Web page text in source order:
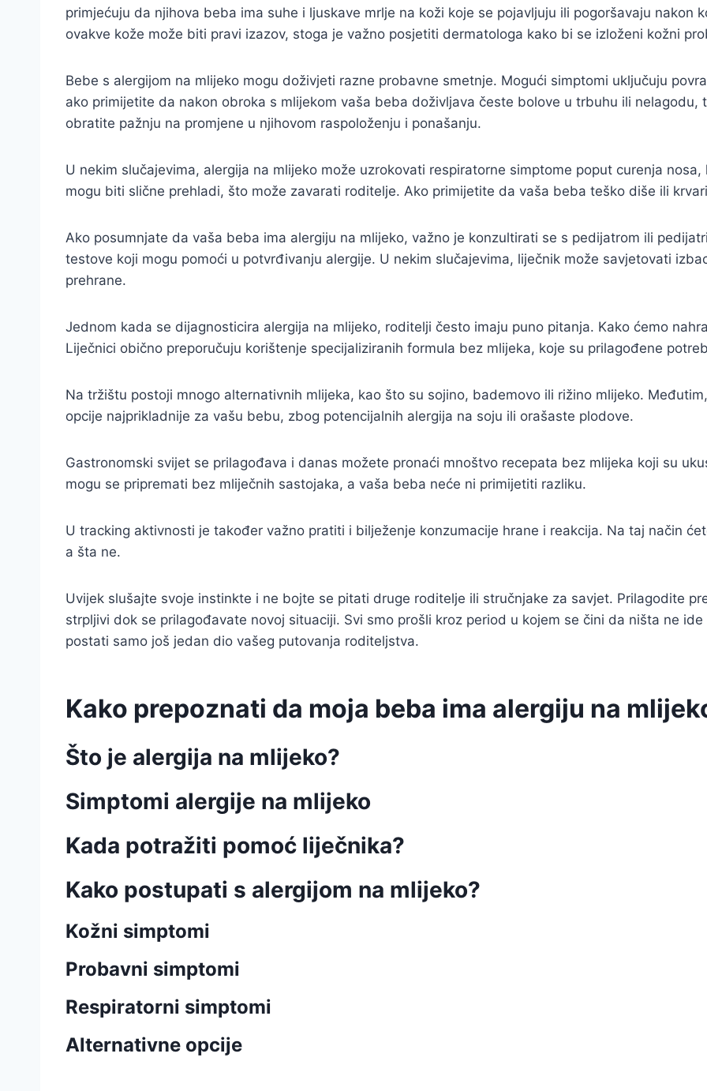
primjećuju da njihova beba ima suhe i ljuskave mrlje na koži koje se pojavljuju ili pogoršavaju nakon
ovakve kože može biti pravi izazov, stoga je važno posjetiti dermatologa kako bi se izloženi kožni
Bebe s alergijom na mlijeko mogu doživjeti razne probavne smetnje. Mogući simptomi uključuju
ako primijetite da nakon obroka s mlijekom vaša beba doživljava česte bolove u trbuhu ili nelagodu,
obratite pažnju na promjene u njihovom raspoloženju i ponašanju.
U nekim slučajevima, alergija na mlijeko može uzrokovati respiratorne simptome poput curenja
mogu biti slične prehladi, što može zavarati roditelje. Ako primijetite da vaša beba teško diše ili
Ako posumnjate da vaša beba ima alergiju na mlijeko, važno je konzultirati se s pedijatrom ili
testove koji mogu pomoći u potvrđivanju alergije. U nekim slučajevima, liječnik može savjetovati
prehrane.
Jednom kada se dijagnosticira alergija na mlijeko, roditelji često imaju puno pitanja. Kako ćemo
Liječnici obično preporučuju korištenje specijaliziranih formula bez mlijeka, koje su prilagođene
Na tržištu postoji mnogo alternativnih mlijeka, kao što su sojino, bademovo ili rižino mlijeko.
opcije najprikladnije za vašu bebu, zbog potencijalnih alergija na soju ili orašaste plodove.
Gastronomski svijet se prilagođava i danas možete pronaći mnoštvo recepata bez mlijeka koji su
mogu se pripremati bez mliječnih sastojaka, a vaša beba neće ni primijetiti razliku.
U tracking aktivnosti je također važno pratiti i bilježenje konzumacije hrane i reakcija. Na taj način
a šta ne.
Uvijek slušajte svoje instinkte i ne bojte se pitati druge roditelje ili stručnjake za savjet. Prilagodite
strpljivi dok se prilagođavate novoj situaciji. Svi smo prošli kroz period u kojem se čini da ništa ne
postati samo još jedan dio vašeg putovanja roditeljstva.
Kako prepoznati da moja beba ima alergiju na
Što je alergija na mlijeko?
Simptomi alergije na mlijeko
Kada potražiti pomoć liječnika?
Kako postupati s alergijom na mlijeko?
Kožni simptomi
Probavni simptomi
Respiratorni simptomi
Alternativne opcije